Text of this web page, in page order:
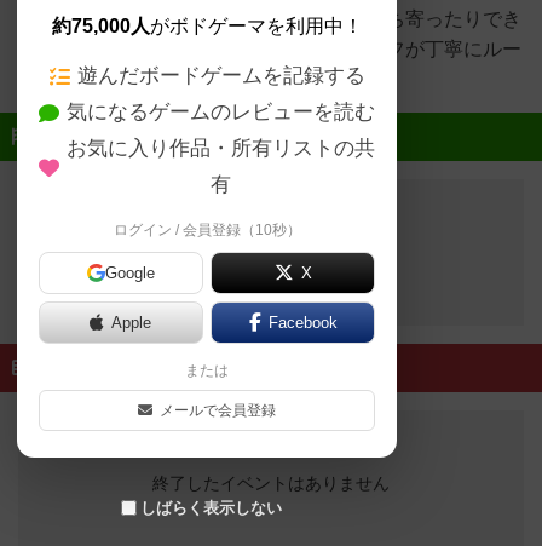
三宮駅すぐ。友達と遊んだり、デートで立ち寄ったりでき
るボードゲームカフェ。初めてでもスタッフが丁寧にルー
ル説明します。
近日開催予定のイベント
開催予定のイベントはありません
終了したイベントはありません
約75,000人がボドゲーマを利用中！
遊んだボードゲームを記録する
気になるゲームのレビューを読む
お気に入り作品・所有リストの共
有
ログイン / 会員登録（10秒）
Google X
Apple Facebook
または
メールで会員登録
しばらく表示しない